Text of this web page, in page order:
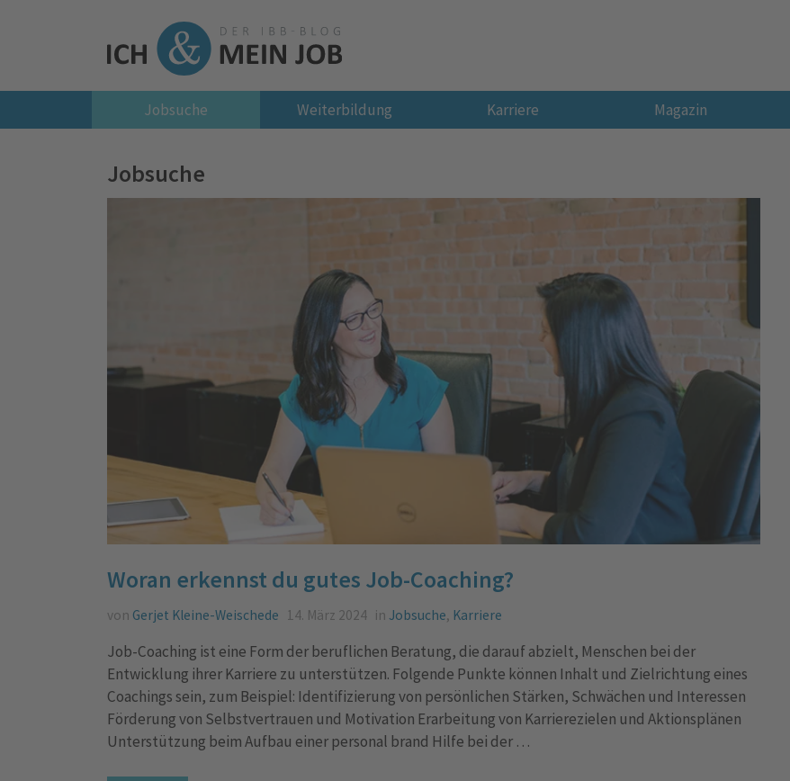
Jobsuche Weiterbildung Karriere Magazin
Jobsuche
Woran erkennst du gutes Job-Coaching?
von Gerjet Kleine-Weischede 14. März 2024 inJobsuche, Karriere
Job-Coaching ist eine Form der beruflichen Beratung, die darauf abzielt, Menschen bei der
Entwicklung ihrer Karriere zu unterstützen. Folgende Punkte können Inhalt und Zielrichtung eines
Coachings sein, zum Beispiel: Identifizierung von persönlichen Stärken, Schwächen und Interessen
Förderung von Selbstvertrauen und Motivation Erarbeitung von Karrierezielen und Aktionsplänen
Unterstützung beim Aufbau einer personal brand Hilfe bei der …